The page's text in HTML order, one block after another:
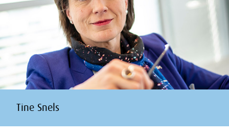
Tine Snels